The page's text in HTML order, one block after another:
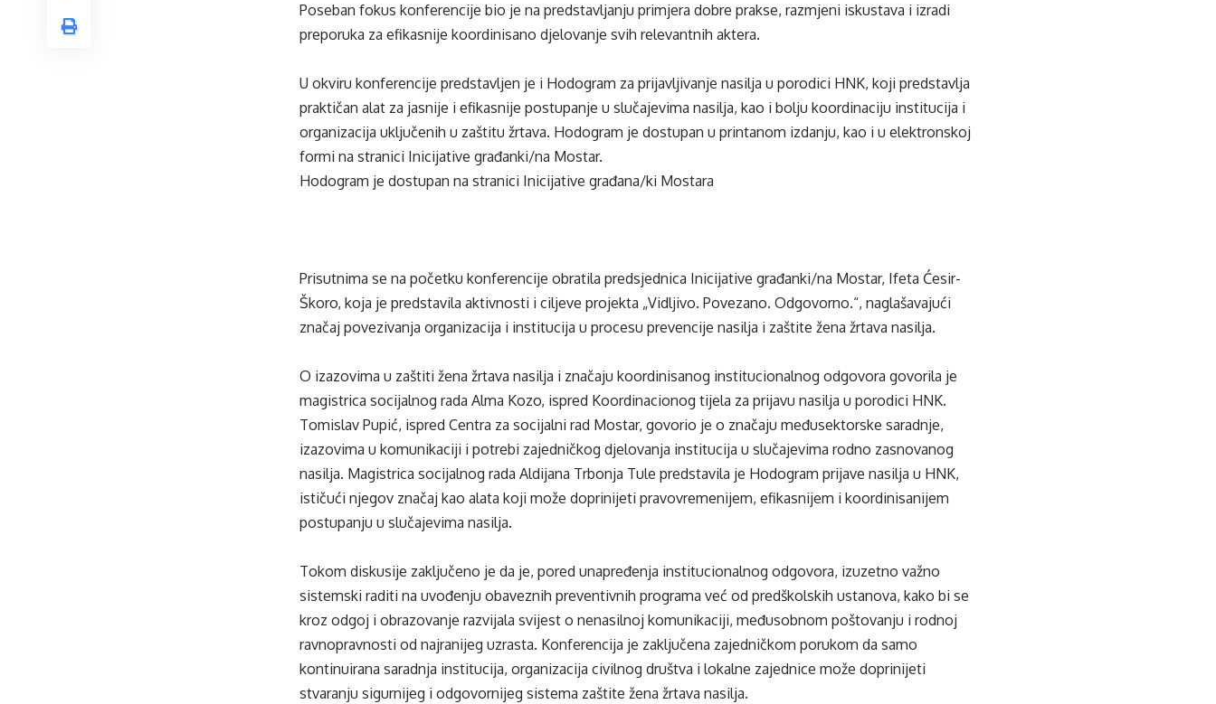
Poseban fokus konferencije bio je na predstavljanju primjera dobre prakse, razmjeni iskustava i izradi
preporuka za efikasnije koordinisano djelovanje svih relevantnih aktera.
U okviru konferencije predstavljen je i Hodogram za prijavljivanje nasilja u porodici HNK, koji predstavlja
praktičan alat za jasnije i efikasnije postupanje u slučajevima nasilja, kao i bolju koordinaciju institucija i
organizacija uključenih u zaštitu žrtava. Hodogram je dostupan u printanom izdanju, kao i u elektronskoj
formi na stranici Inicijative građanki/na Mostar.
Hodogram je dostupan na stranici Inicijative građana/ki Mostara
Prisutnima se na početku konferencije obratila predsjednica Inicijative građanki/na Mostar, Ifeta Ćesir-
Škoro, koja je predstavila aktivnosti i ciljeve projekta „Vidljivo. Povezano. Odgovorno.“, naglašavajući
značaj povezivanja organizacija i institucija u procesu prevencije nasilja i zaštite žena žrtava nasilja.
O izazovima u zaštiti žena žrtava nasilja i značaju koordinisanog institucionalnog odgovora govorila je
magistrica socijalnog rada Alma Kozo, ispred Koordinacionog tijela za prijavu nasilja u porodici HNK.
Tomislav Pupić, ispred Centra za socijalni rad Mostar, govorio je o značaju međusektorske saradnje,
izazovima u komunikaciji i potrebi zajedničkog djelovanja institucija u slučajevima rodno zasnovanog
nasilja. Magistrica socijalnog rada Aldijana Trbonja Tule predstavila je Hodogram prijave nasilja u HNK,
ističući njegov značaj kao alata koji može doprinijeti pravovremenijem, efikasnijem i koordinisanijem
postupanju u slučajevima nasilja.
Tokom diskusije zaključeno je da je, pored unapređenja institucionalnog odgovora, izuzetno važno
sistemski raditi na uvođenju obaveznih preventivnih programa već od predškolskih ustanova, kako bi se
kroz odgoj i obrazovanje razvijala svijest o nenasilnoj komunikaciji, međusobnom poštovanju i rodnoj
ravnopravnosti od najranijeg uzrasta. Konferencija je zaključena zajedničkom porukom da samo
kontinuirana saradnja institucija, organizacija civilnog društva i lokalne zajednice može doprinijeti
stvaranju sigurnijeg i odgovornijeg sistema zaštite žena žrtava nasilja.